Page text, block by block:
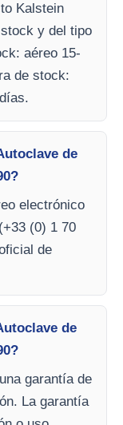
Kalstein
y del tipo
aéreo 15-
de stock:
de
electrónico
(0) 1 70
de
de
garantía de
La garantía